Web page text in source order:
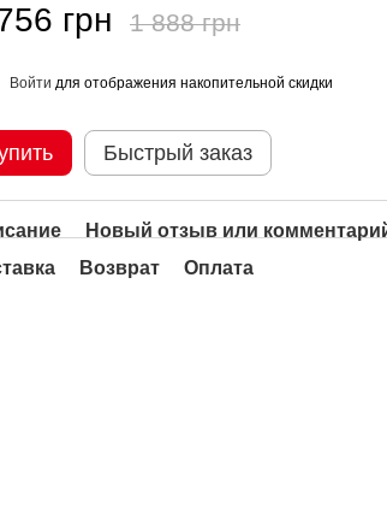
грн 1 888 грн
Войти для отображения накопительной скидки
Быстрый заказ
Новый отзыв или
Возврат Оплата